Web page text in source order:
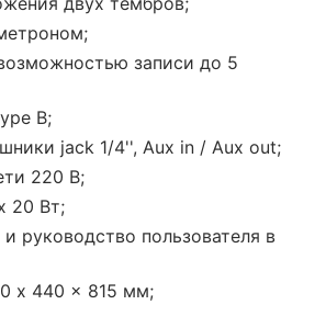
записи до 5
B;
jack 1/4'', Aux in / Aux out;
220 В;
20 Вт;
руководство пользователя в
x 440 x 815 мм;